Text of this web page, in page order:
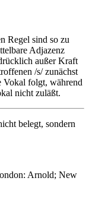
Regel sind so zu
Adjazenz
außer Kraft
/s/ zunächst
Vokal folgt, während
nicht zuläßt.
belegt, sondern
Arnold; New